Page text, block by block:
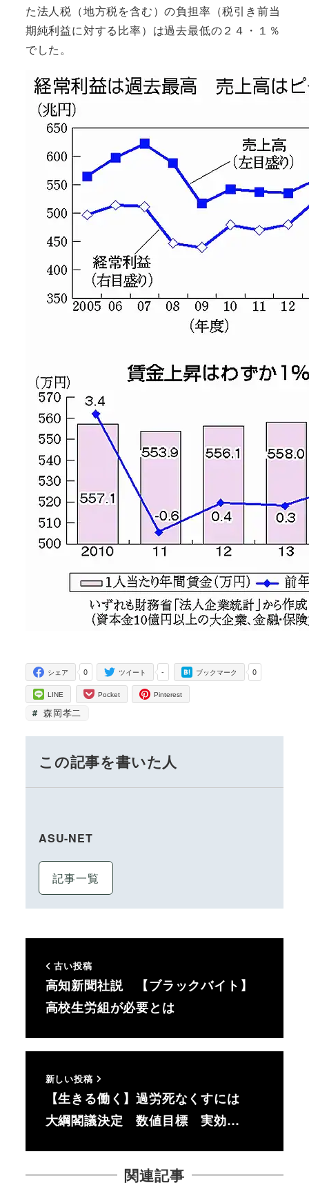
た法人税（地方税を含む）の負担率（税引き前当
期純利益に対する比率）は過去最低の２４・１％
でした。
0
シェア -
ツイート 0
ブックマーク
LINE Pocket Pinterest
森岡孝二
この記事を書いた人
ASU-NET
記事一覧
古い投稿
高知新聞社説 【ブラックバイト】
高校生労組が必要とは
新しい投稿
【生きる働く】過労死なくすには
大綱閣議決定 数値目標 実効…
関連記事